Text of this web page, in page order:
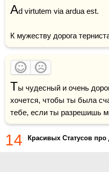
Ad virtutem via ardua est.
К мужеству дорога
Ты чудесный и очень
хочется, чтобы ты была
14 Красивых Статусов про